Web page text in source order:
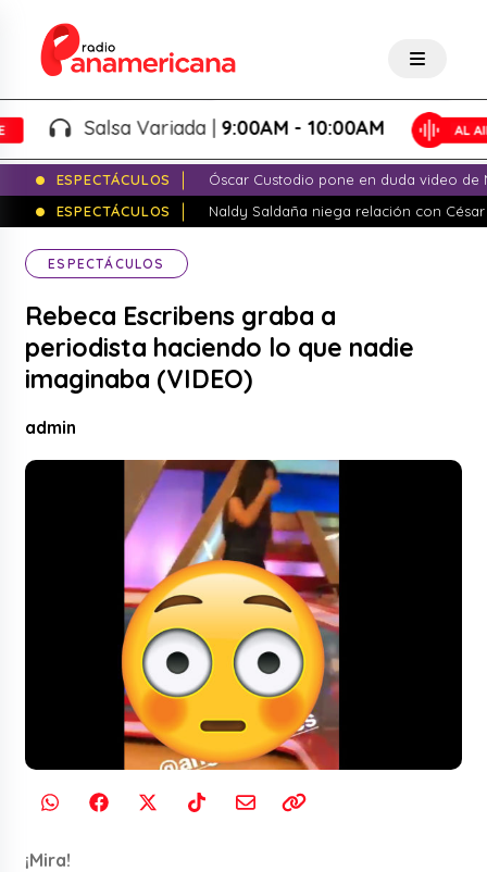
Salsa Variada |9:00AM - 10:00AM
ESPECTÁCULOS
Óscar Custodio pone en duda video de
ESPECTÁCULOS
Naldy Saldaña niega relación con
ESPECTÁCULOS
Rebeca Escribens graba a
periodista haciendo lo que nadie
imaginaba (VIDEO)
admin
¡Mira!